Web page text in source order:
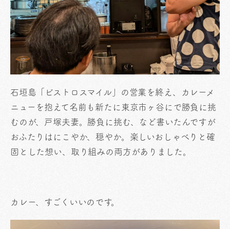
石垣島「ビストロスマイル」の営業を終え、カレーメ
ニューを抱えて名前も新たに東京市ヶ谷にで勝負に挑
むのが、戸塚夫妻。勝負に挑む、など書いたんですが
おふたりはにこやか、穏やか。楽しいおしゃべりと確
固とした想い、取り組みの両方がありました。
カレー、すごくいいのです。